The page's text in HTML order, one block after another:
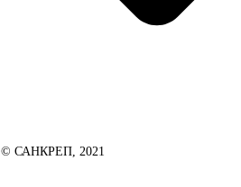
© САНКРЕП, 2021